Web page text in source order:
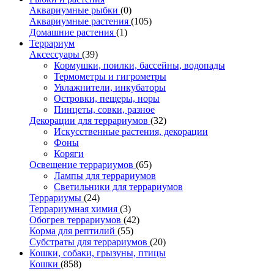
Аквариумные рыбки (0)
Аквариумные растения (105)
Домашние растения (1)
Террариум
Аксессуары (39)
Кормушки, поилки, бассейны, водопады
Термометры и гигрометры
Увлажнители, инкубаторы
Островки, пещеры, норы
Пинцеты, совки, разное
Декорации для террариумов (32)
Искусственные растения, декорации
Фоны
Коряги
Освещение террариумов (65)
Лампы для террариумов
Светильники для террариумов
Террариумы (24)
Террариумная химия (3)
Обогрев террариумов (42)
Корма для рептилий (55)
Субстраты для террариумов (20)
Кошки, собаки, грызуны, птицы
Кошки (858)